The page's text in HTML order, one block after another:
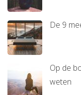
De 9
Op de
weten